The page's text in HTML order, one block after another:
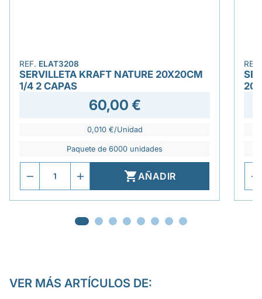
REF. ELAT3208
SERVILLETA KRAFT NATURE 20X20CM
1/4 2 CAPAS
60,00 €
0,010 €/Unidad
Paquete de 6000 unidades
AÑADIR
VER MÁS ARTÍCULOS DE: